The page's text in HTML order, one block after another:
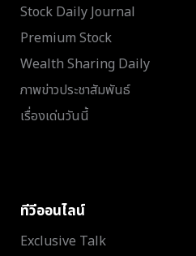
Stock Daily Journal
Premium Stock
Wealth Sharing Daily
ภาพข่าวประชาสัมพันธ์
เรื่องเด่นวันนี้
ทีวีออนไลน์
Exclusive Talk